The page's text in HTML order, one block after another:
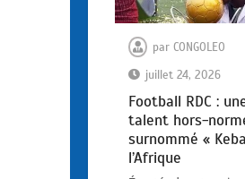
par CONGOLEO
juillet 24, 2026
Football RDC :
talent hors-
surnommé «
l’Afrique